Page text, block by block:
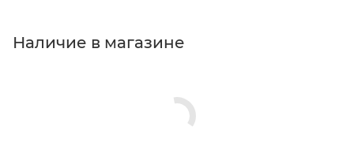
Наличие в магазине